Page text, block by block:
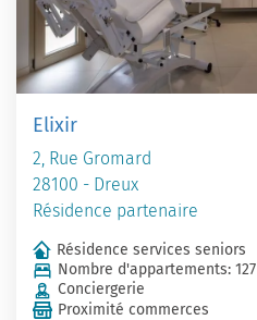
Elixir
2, Rue Gromard
28100 - Dreux
Résidence partenaire
Résidence services seniors
Nombre d'appartements: 127
Conciergerie
Proximité commerces